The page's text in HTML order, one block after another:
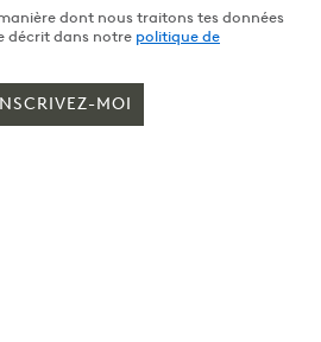
dont nous traitons tes données
décrit dans notre politique de
MOI